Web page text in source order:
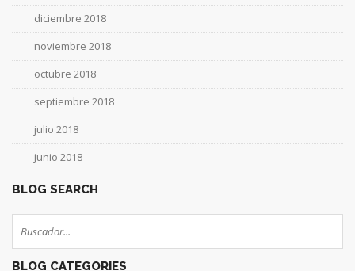
diciembre 2018
noviembre 2018
octubre 2018
septiembre 2018
julio 2018
junio 2018
BLOG SEARCH
BLOG CATEGORIES